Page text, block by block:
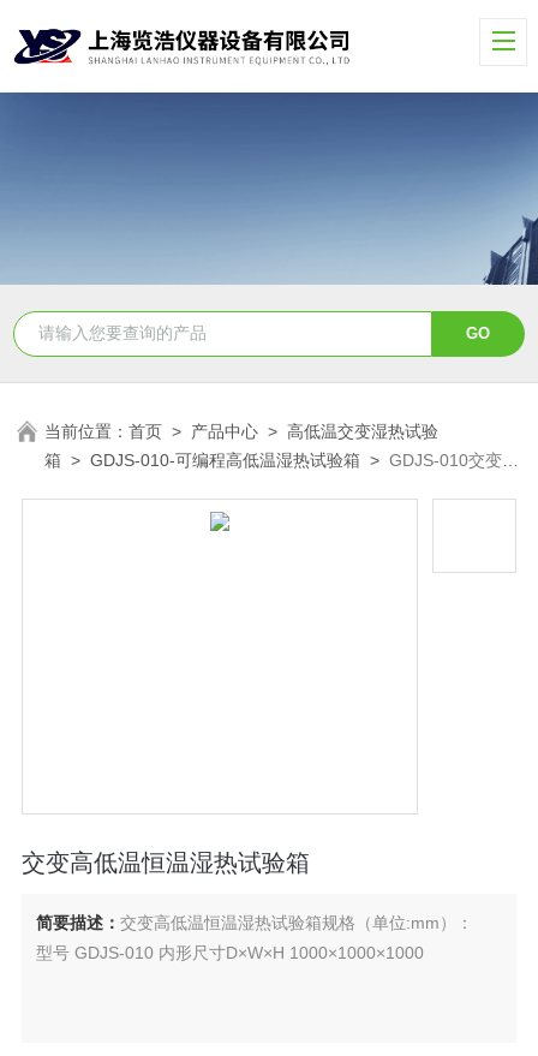
当前位置：首页 > 产品中心 >高低温交变湿热试验
箱 >GDJS-010-可编程高低温湿热试验箱 >GDJS-010交变高
交变高低温恒温湿热试验箱
简要描述： 交变高低温恒温湿热试验箱规格（单位:mm）：
型号 GDJS-010 内形尺寸D×W×H 1000×1000×1000